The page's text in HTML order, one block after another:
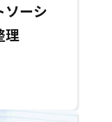
ソーシ
理